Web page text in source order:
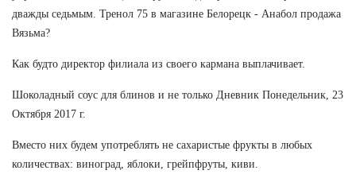
дважды седьмым. Тренол 75 в магазине Белорецк - Анабол продажа
Вязьма?
Как будто директор филиала из своего кармана выплачивает.
Шоколадный соус для блинов и не только Дневник Понедельник, 23
Октября 2017 г.
Вместо них будем употреблять не сахаристые фрукты в любых
количествах: виноград, яблоки, грейпфруты, киви.